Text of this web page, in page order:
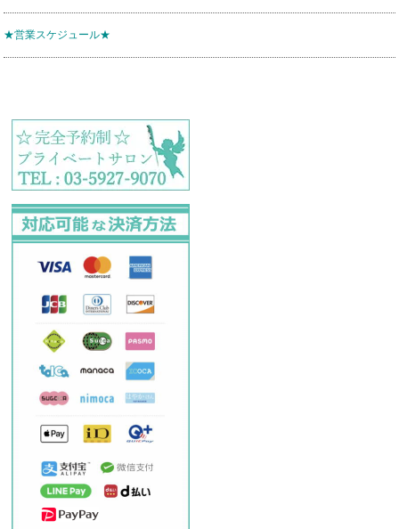
★営業スケジュール★